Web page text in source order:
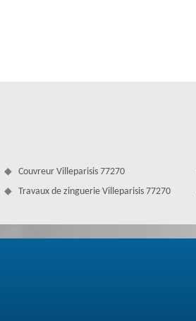
Période de changement de
Si votre gouttière est détruite, elle ne peut plus
peuvent se répandre partout, voire à l’intérieur
l’effondrement du bâtiment. Il faut passer au
d’assurer sa responsabilité. Notre entreprise
Couvreur Villeparisis 77270
Travaux de zinguerie Villeparisis 77270